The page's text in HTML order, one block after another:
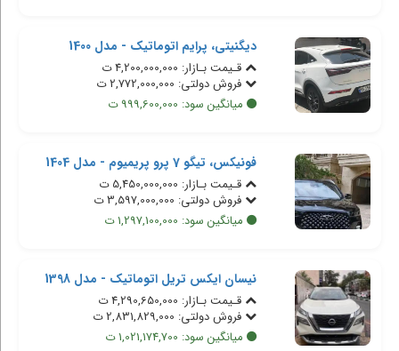
دیگنیتی، پرایم اتوماتیک - مدل 1400
قـیمت بـازار: 4,200,000,000 ت
فروش دولتی: 2,772,000,000 ت
میانگین سود: 999,600,000 ت
فونیکس، تیگو 7 پرو پریمیوم - مدل 1404
قـیمت بـازار: 5,450,000,000 ت
فروش دولتی: 3,597,000,000 ت
میانگین سود: 1,297,100,000 ت
نیسان ایکس تریل اتوماتیک - مدل 1398
قـیمت بـازار: 4,290,650,000 ت
فروش دولتی: 2,831,829,000 ت
میانگین سود: 1,021,174,700 ت